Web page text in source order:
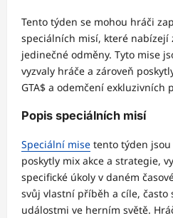
Tento týden se mohou hráči
speciálních misí, které nabízejí
jedinečné odměny. Tyto mise
vyzvaly hráče a zároveň
GTA$ a odemčení exkluzivních
Popis speciálních misí
Speciální mise tento týden
poskytly mix akce a strategie,
specifické úkoly v daném
svůj vlastní příběh a cíle,
událostmi ve herním světě.